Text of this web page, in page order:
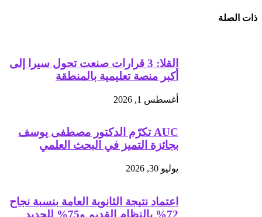
ذات الصلة
القلا: 3 قرارات صنعت تحول سيرا إلى
أكبر منصة تعليمية بالمنطقة
أغسطس 1, 2026
AUC تكرّم الدكتور مصطفى يوسف
بجائزة التميز في البحث العلمي
يوليو 30, 2026
اعتماد نتيجة الثانوية العامة بنسبة نجاح
72% بالنظام القديم و75% للجديد